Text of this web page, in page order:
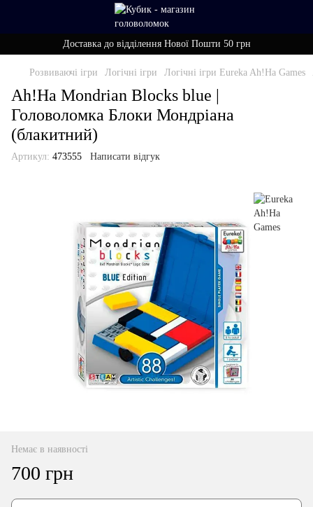
Доставка до відділення Нової Пошти 50 грн
Розвиваючі ігри Логічні ігри Логічні ігри Eureka Ah!Ha Games
Ah!Ha Mondrian Blocks blue |
Головоломка Блоки Мондріана
(блакитний)
Артикул: 473555 Написати відгук
Немає в наявності
700 грн